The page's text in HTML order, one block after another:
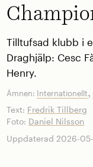
Tilltufsad klubb i
Draghjälp: Cesc
Henry.
Ämnen: Internationellt,
Text: Fredrik Tillberg
Foto: Daniel Nilsson
Uppdaterad 2026-